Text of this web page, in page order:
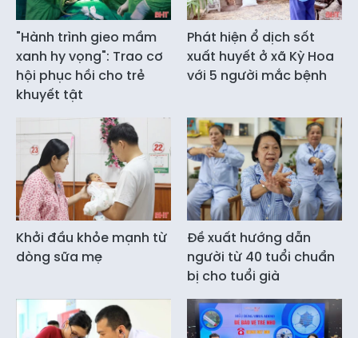
"Hành trình gieo mầm
xanh hy vọng": Trao cơ
hội phục hồi cho trẻ
khuyết tật
Phát hiện ổ dịch sốt
xuất huyết ở xã Kỳ Hoa
với 5 người mắc bệnh
Khởi đầu khỏe mạnh từ
dòng sữa mẹ
Đề xuất hướng dẫn
người từ 40 tuổi chuẩn
bị cho tuổi già